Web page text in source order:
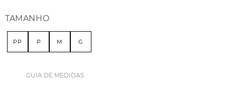
TAMANHO
PP P M G
GUIA DE MEDIDAS